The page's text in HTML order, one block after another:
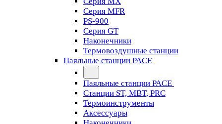
Серия MFR
PS-900
Серия GT
Наконечники
Термовоздушные станции
Паяльные станции PACE
Паяльные станции PACE
Станции ST, MBT, PRC
Термоинструменты
Аксессуары